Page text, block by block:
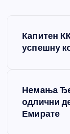
Капитен
успешну
Немања
одлични
Емирате